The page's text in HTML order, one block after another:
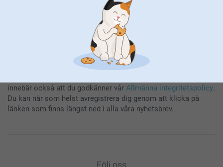
Genom att prenumerera på vårt nyhetsbrev får du den senaste
innebär också att du godkänner vår Allmänna integritetspolicy.
Du kan när som helst avregistrera dig genom att klicka på
länken som finns längst ned i alla våra nyhetsbrev.